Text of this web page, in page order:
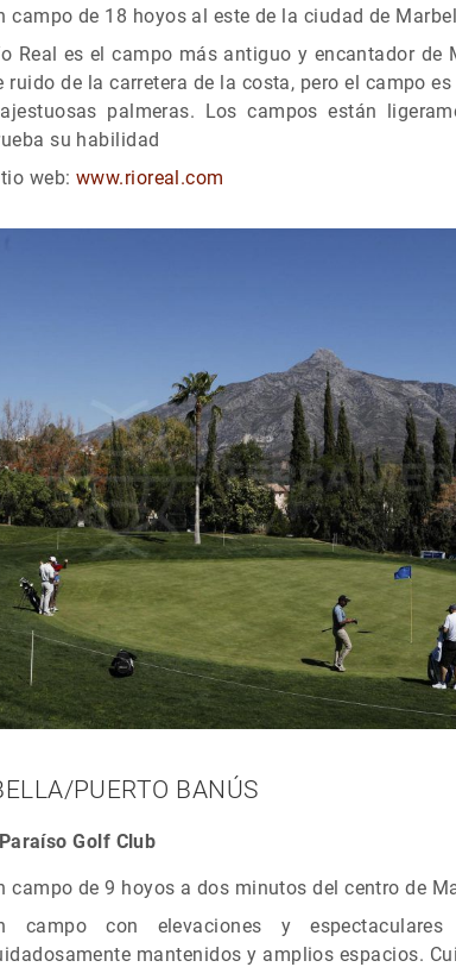
campo de 18 hoyos al este de la ciudad de
Real es el campo más antiguo y encantador de
ruido de la carretera de la costa, pero el campo
palmeras. Los campos están
su habilidad
web: www.rioreal.com
PUERTO BANÚS
Golf Club
campo de 9 hoyos a dos minutos del centro de
campo con elevaciones y
mantenidos y amplios espacios.